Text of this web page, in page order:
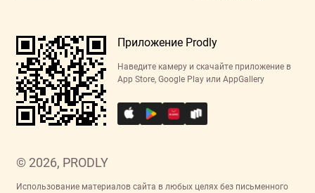
© 2026, PRODLY
Использование материалов сайта в любых целях без письменного
Приложение Prodly
Наведите камеру и скачайте приложение в
App Store, Google Play или AppGallery